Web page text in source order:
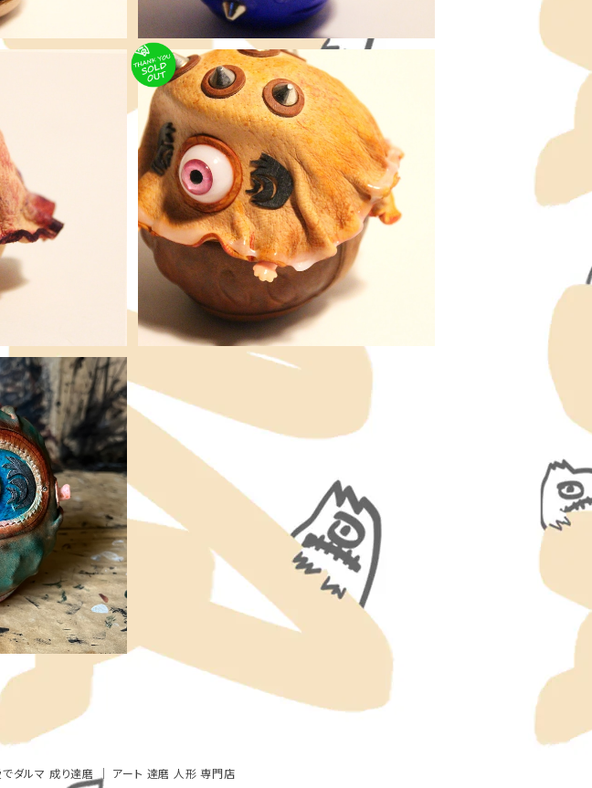
ま ≫ PurpleFlou
size
花びら - 鬼 達磨 ≪ 愛でだるま ≫ OrangeFl
our - ONI Daruma , Small size
¥16,500
SOLD OUT
ま ≫ BlueFlame
size
ルマ 成り達磨 ｜ アート 達磨 人形 専門店